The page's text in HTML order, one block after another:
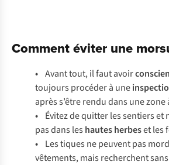
Comment éviter une
• Avant tout, il faut avoir
toujours procéder à une
après s’être rendu dans une zone
• Évitez de quitter les sentiers et
pas dans les hautes herbeset les
• Les tiques ne peuvent pas
vêtements, mais recherchent